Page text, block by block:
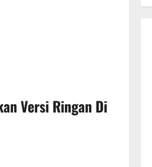
Versi Ringan Di